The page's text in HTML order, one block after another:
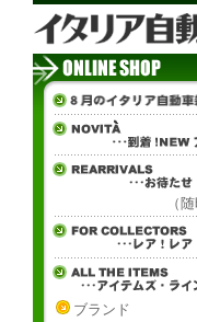
（
ブランド